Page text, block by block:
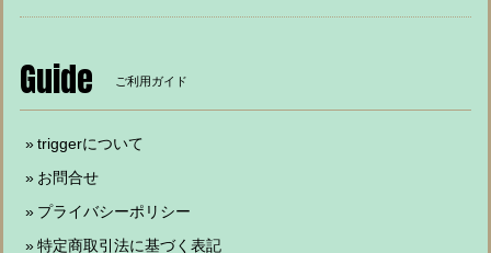
Guide ご利用ガイド
triggerについて
お問合せ
プライバシーポリシー
特定商取引法に基づく表記